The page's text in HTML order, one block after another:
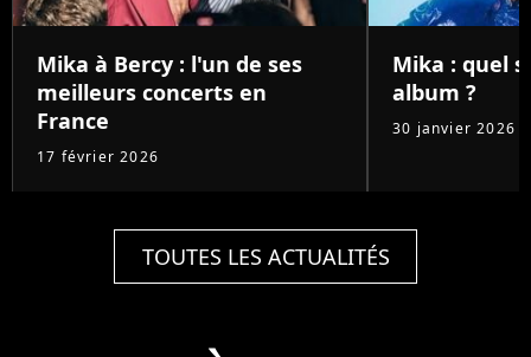
Mika à Bercy : l'un de ses
meilleurs concerts en
France
17 février 2026
Mika : quel
album ?
30 janvier 2026
TOUTES LES ACTUALITÉS